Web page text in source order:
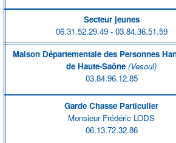
Secteur jeunes
06.31.52.29.49 - 03.84.36.51.59
Maison Départementale des Personnes
de Haute-Saône (Vesoul)
03.84.96.12.85
Garde Chasse Particulier
Monsieur Frédéric LODS
06.13.72.32.86